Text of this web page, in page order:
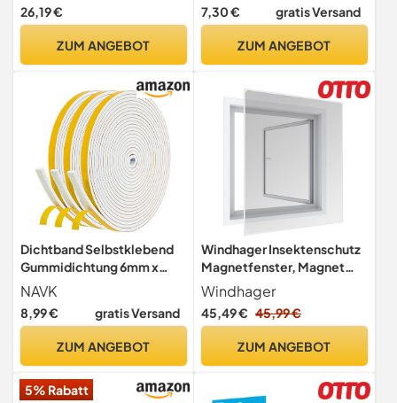
26,19 €
ZUM ANGEBOT
7,30 € gratis Versand
ZUM ANGEBOT
Dichtband Selbstklebend
Gummidichtung 6mm x
3mm, NAVK 15m
Dichtungsband für Tür
Fenster Bad Dusche, Anti
Kollision -Weiß (5m x 3
NAVK
8,99 € gratis Versand
ZUM ANGEBOT
Windhager Insektenschutz
Magnetfenster, Magnet
Rahmen für Fenster
Fliegengitter
Mückengitter,
Weiß, Selbstbausatz 100 x
Windhager
45,49 € 45,99 €
ZUM ANGEBOT
5% Rabatt